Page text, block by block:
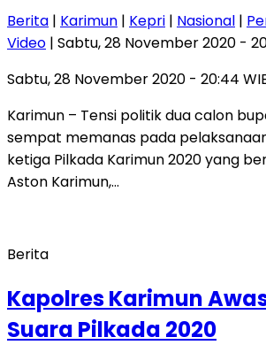
Berita | Karimun | Kepri | Nasional |
Video | Sabtu, 28 November 2020 -
Sabtu, 28 November 2020 - 20:44
Karimun – Tensi politik dua calon
sempat memanas pada
ketiga Pilkada Karimun 2020 yang
Aston Karimun,…
Berita
Kapolres Karimun
Suara Pilkada 2020